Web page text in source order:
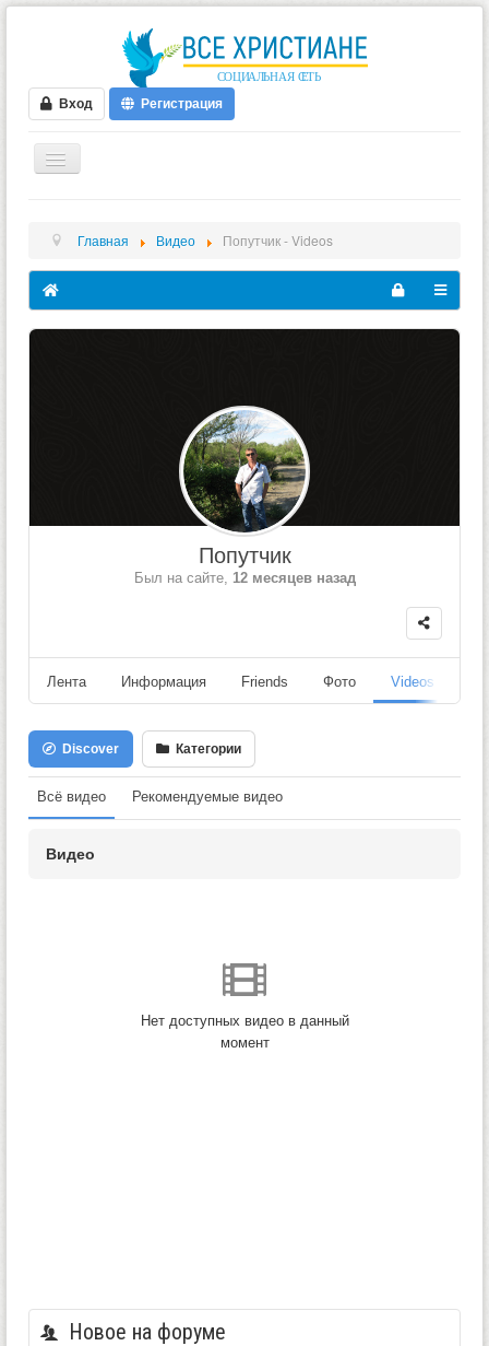
Вход Регистрация
ФОРУМ
ВИДЕО
БЛОГИ
Главная Видео Попутчик - Videos
Попутчик
Был на сайте, 12 месяцев назад
Лента Информация Friends Фото Videos
Discover Категории
Всё видео Рекомендуемые видео
Видео
Нет доступных видео в данный
момент
Новое на форуме